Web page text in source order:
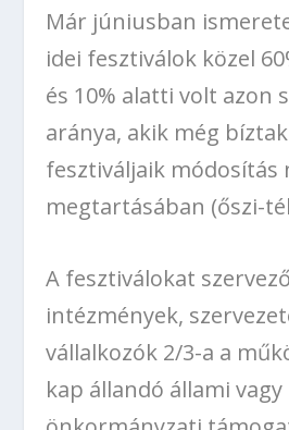
Már júniusban
idei fesztiválok közel
és 10% alatti volt azon
aránya, akik még
fesztiváljaik módosítás
megtartásában (őszi-
A fesztiválokat
intézmények,
vállalkozók 2/3-a a
kap állandó állami vagy